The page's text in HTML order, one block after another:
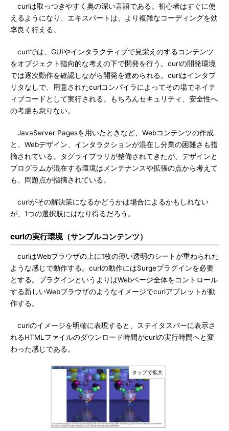
curlは取っつきやすく奥の深い言語である。初心者はすぐに使
えるようになり、エキスパートは、より複雑なコーディングを効
率良く行える。
curlでは、GUIやインタラクティブで見栄えのするコンテンツ
をオブジェクト指向的な考えの下で開発を行う。curlの開発環境
では逐次動作を確認しながら開発を進められる。curlはインタプ
リタなしで、用意されたcurlコンパイラによってその場でネイテ
ィブコードとして実行される。もちろんセキュリティ、安全性へ
の考慮も怠りない。
JavaServer Pagesを用いたときなど、Webコンテンツの作成
と、Webデザイン、インタラクションが混在し分業の困難さも指
摘されている。タグライブラリが整備されてきたが、デザインと
プログラムが混在する環境はメンテナンスや拡張の点から考えて
も、問題点が指摘されている。
curlがその解決策になるかどうかは場合によるかもしれない
が、1つの選択肢にはなり得るだろう。
curlの実行環境（サンプルコンテンツ）
curlはWebブラウザの上に1枚の薄い透明のシートが重ねられた
ような感じで動作する。curlの動作にはSurgeプラグインを必要
とする。プラグインというよりはWebページ全体をコントロール
する新しいWebブラウザのようなイメージでcurlアプレットが動
作する。
curlのイメージを明確に表現すると、ステイタスバーに表示さ
れるHTMLファイルのダウンロード時間がcurlの実行時間へと変
わった感じである。